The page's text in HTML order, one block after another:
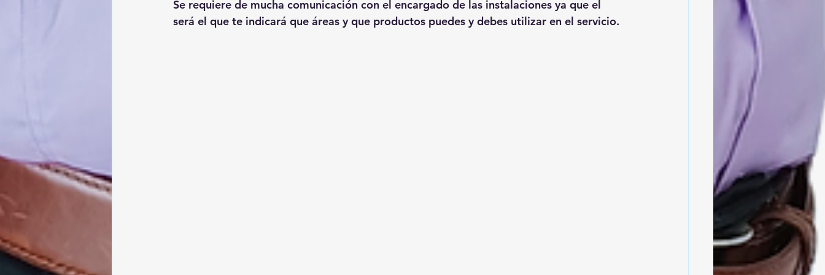
Se requiere de mucha comunicación con el encargado de las instalaciones ya que el
será el que te indicará que áreas y que productos puedes y debes utilizar en el servicio.